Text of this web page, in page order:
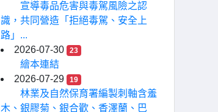
宣導毒品危害與毒駕風險之認
識，共同營造「拒絕毒駕、安全上
路」...
2026-07-30
23
繪本連結
2026-07-29
19
林業及自然保育署編製刺軸含羞
木、銀膠菊、銀合歡、香澤蘭、巴